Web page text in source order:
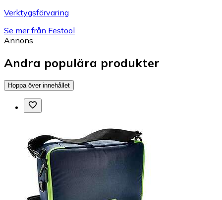
Verktygsförvaring
Se mer från Festool
Annons
Andra populära produkter
Hoppa över innehållet